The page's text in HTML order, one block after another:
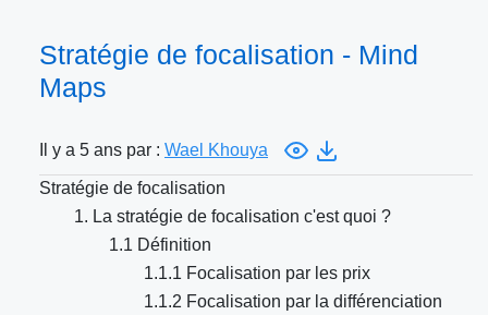
Stratégie de focalisation - Mind
Maps
Il y a 5 ans par : Wael Khouya
Stratégie de focalisation
1. La stratégie de focalisation c'est quoi ?
1.1 Définition
1.1.1 Focalisation par les prix
1.1.2 Focalisation par la différenciation